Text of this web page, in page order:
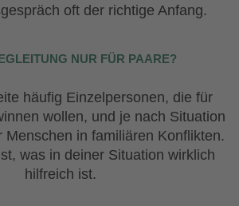
oft der richtige Anfang.
NUR FÜR PAARE?
häufig Einzelpersonen, die für
wollen, und je nach Situation
Menschen in familiären Konflikten.
was in deiner Situation wirklich
hilfreich ist.